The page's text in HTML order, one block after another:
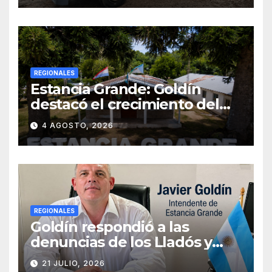
SANEAMIENTO PARA LOS
VECINOS
REGIONALES
Estancia Grande: Goldín
destacó el crecimiento del
municipio, anunció nuevas
obras y defendió su gestión
frente a las críticas
4 AGOSTO, 2026
REGIONALES
Goldín respondió a las
denuncias de los Lladós y
defendió la transparencia de
21 JULIO, 2026